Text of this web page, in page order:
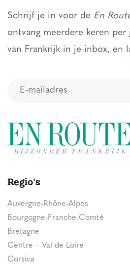
Schrijf je in voor de En
ontvang meerdere keren per
van Frankrijk in je inbox, en
Regio's
Auvergne-Rhône-Alpes
Bourgogne-Franche-Comté
Bretagne
Centre – Val de Loire
Corsica